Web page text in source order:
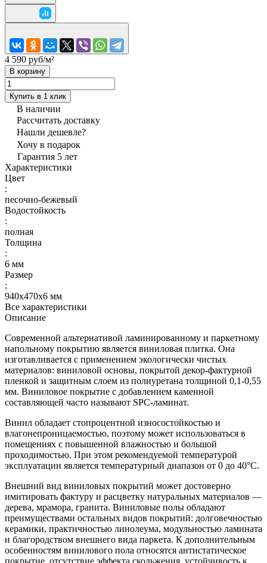
4 590 руб/м²
В корзину
Купить в 1 клик
В наличии
Рассчитать доставку
Нашли дешевле?
Хочу в подарок
Гарантия 5 лет
Характеристики
Цвет
:
песочно-бежевый
Водостойкость
:
полная
Толщина
:
6 мм
Размер
:
940х470х6 мм
Все характеристики
Описание
Современной альтернативой ламинированному и паркетному
напольному покрытию является виниловая плитка. Она
изготавливается с применением экологически чистых
материалов: виниловой основы, покрытой декор-фактурной
пленкой и защитным слоем из полиуретана толщиной 0,1-0,55
мм. Виниловое покрытие с добавлением каменной
составляющей часто называют SPC-ламинат.
Винил обладает стопроцентной износостойкостью и
влагонепроницаемостью, поэтому может использоваться в
помещениях с повышенной влажностью и большой
проходимостью. При этом рекомендуемой температурой
эксплуатации является температурный диапазон от 0 до 40°С.
Внешний вид виниловых покрытий может достоверно
имитировать фактуру и расцветку натуральных материалов —
дерева, мрамора, гранита. Виниловые полы обладают
преимуществами остальных видов покрытий: долговечностью
керамики, практичностью линолеума, модульностью ламината
и благородством внешнего вида паркета. К дополнительным
особенностям винилового пола относятся антистатическое
покрытие, отсутствие эффекта скольжения, устойчивость к